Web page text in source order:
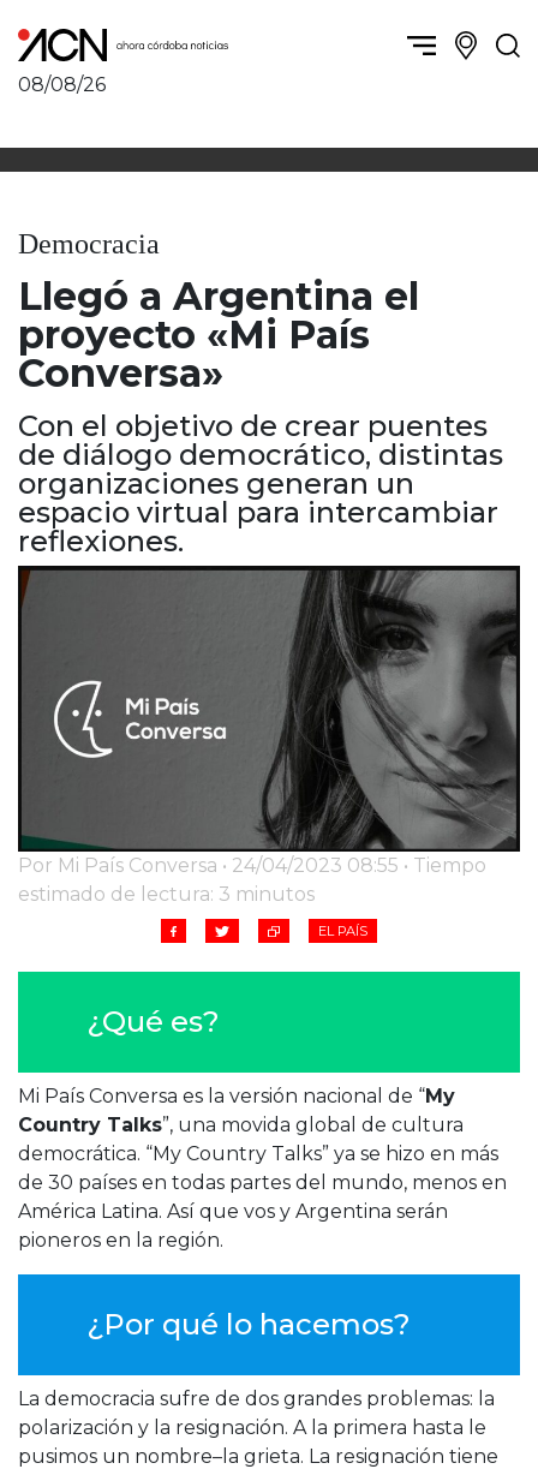
08/08/26
Política y Economía
Córdoba obrera
Ambiente y sustentabilidad
Deportes
Córdoba diverse
Córdoba independiente
Internacionales
Humor
Córdoba, la ciudad
San Francisco y zona
Traslasierra
Punilla / Carlos Paz
Alta Gracia
Marcos Juárez
Río Primero
Valle de Calamuchita
Jesús María y norte
Corredor de Ansenuza
La Carlota y zona
Laboulaye y sur
Bell Ville
Río Tercero
Despeñaderos
Democracia
Llegó a Argentina el
proyecto «Mi País
Conversa»
Con el objetivo de crear puentes
de diálogo democrático, distintas
organizaciones generan un
espacio virtual para intercambiar
reflexiones.
Por Mi País Conversa • 24/04/2023 08:55 • Tiempo
estimado de lectura: 3 minutos
EL PAÍS
¿Qué es?
Mi País Conversa es la versión nacional de “My
Country Talks”, una movida global de cultura
democrática. “My Country Talks” ya se hizo en más
de 30 países en todas partes del mundo, menos en
América Latina. Así que vos y Argentina serán
pioneros en la región.
¿Por qué lo hacemos?
La democracia sufre de dos grandes problemas: la
polarización y la resignación. A la primera hasta le
pusimos un nombre–la grieta. La resignación tiene